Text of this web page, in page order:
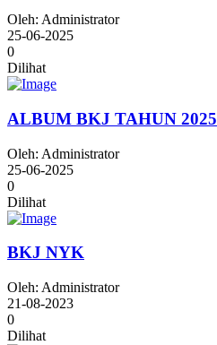
Oleh: Administrator
25-06-2025
0
Dilihat
ALBUM BKJ TAHUN 2025
Oleh: Administrator
25-06-2025
0
Dilihat
BKJ NYK
Oleh: Administrator
21-08-2023
0
Dilihat